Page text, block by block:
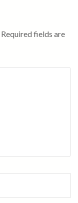
Required fields are